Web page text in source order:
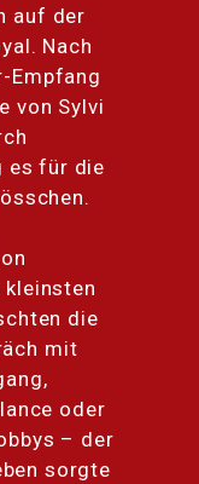
auf der
Nach
Empfang
von Sylvi
es für die
die
mit
oder
– der
sorgte